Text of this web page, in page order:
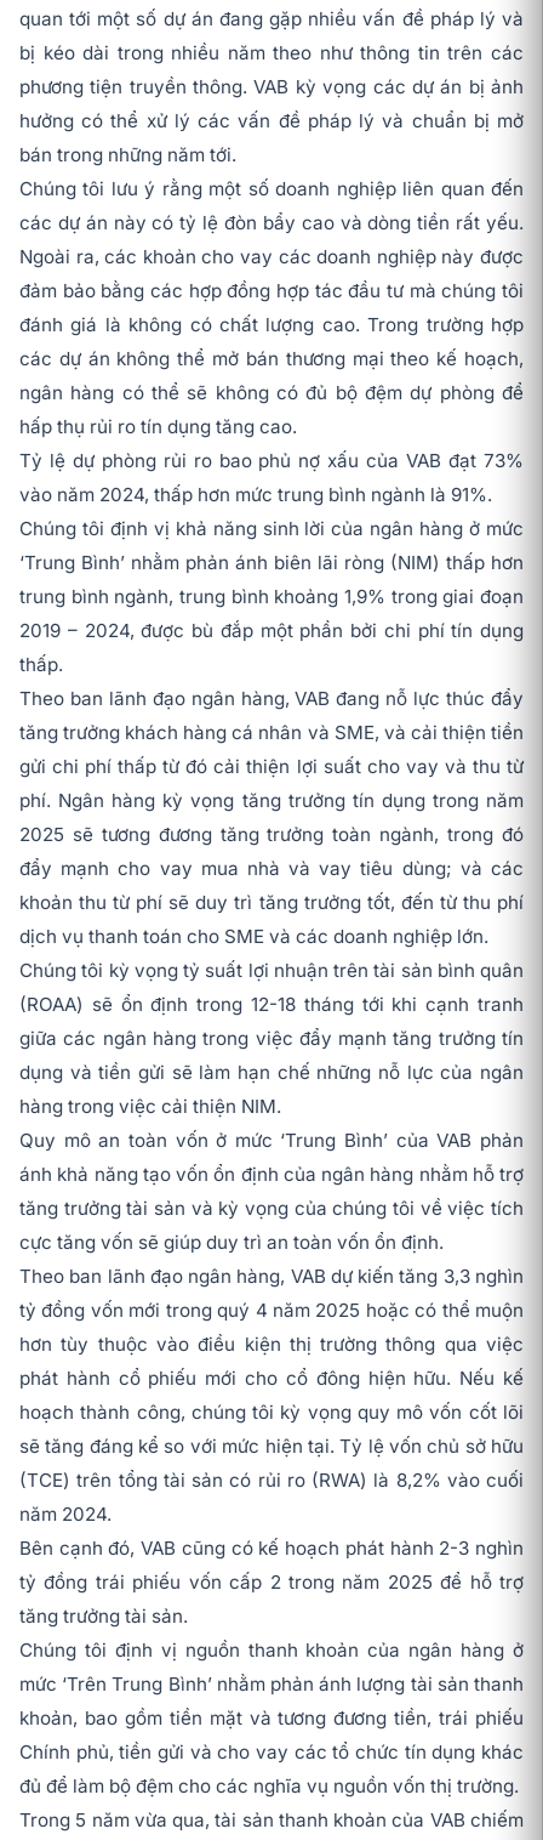
quan tới một số dự án đang gặp nhiều vấn đề pháp lý và
bị kéo dài trong nhiều năm theo như thông tin trên các
phương tiện truyền thông. VAB kỳ vọng các dự án bị ảnh
hưởng có thể xử lý các vấn đề pháp lý và chuẩn bị mở
bán trong những năm tới.
Chúng tôi lưu ý rằng một số doanh nghiệp liên quan đến
các dự án này có tỷ lệ đòn bẩy cao và dòng tiền rất yếu.
Ngoài ra, các khoản cho vay các doanh nghiệp này được
đảm bảo bằng các hợp đồng hợp tác đầu tư mà chúng tôi
đánh giá là không có chất lượng cao. Trong trường hợp
các dự án không thể mở bán thương mại theo kế hoạch,
ngân hàng có thể sẽ không có đủ bộ đệm dự phòng để
hấp thụ rủi ro tín dụng tăng cao.
Tỷ lệ dự phòng rủi ro bao phủ nợ xấu của VAB đạt 73%
vào năm 2024, thấp hơn mức trung bình ngành là 91%.
Chúng tôi định vị khả năng sinh lời của ngân hàng ở mức
‘Trung Bình’ nhằm phản ánh biên lãi ròng (NIM) thấp hơn
trung bình ngành, trung bình khoảng 1,9% trong giai đoạn
2019 – 2024, được bù đắp một phần bởi chi phí tín dụng
thấp.
Theo ban lãnh đạo ngân hàng, VAB đang nỗ lực thúc đẩy
tăng trưởng khách hàng cá nhân và SME, và cải thiện tiền
gửi chi phí thấp từ đó cải thiện lợi suất cho vay và thu từ
phí. Ngân hàng kỳ vọng tăng trưởng tín dụng trong năm
2025 sẽ tương đương tăng trưởng toàn ngành, trong đó
đẩy mạnh cho vay mua nhà và vay tiêu dùng; và các
khoản thu từ phí sẽ duy trì tăng trưởng tốt, đến từ thu phí
dịch vụ thanh toán cho SME và các doanh nghiệp lớn.
Chúng tôi kỳ vọng tỷ suất lợi nhuận trên tài sản bình quân
(ROAA) sẽ ổn định trong 12-18 tháng tới khi cạnh tranh
giữa các ngân hàng trong việc đẩy mạnh tăng trưởng tín
dụng và tiền gửi sẽ làm hạn chế những nỗ lực của ngân
hàng trong việc cải thiện NIM.
Quy mô an toàn vốn ở mức ‘Trung Bình’ của VAB phản
ánh khả năng tạo vốn ổn định của ngân hàng nhằm hỗ trợ
tăng trưởng tài sản và kỳ vọng của chúng tôi về việc tích
cực tăng vốn sẽ giúp duy trì an toàn vốn ổn định.
Theo ban lãnh đạo ngân hàng, VAB dự kiến tăng 3,3 nghìn
tỷ đồng vốn mới trong quý 4 năm 2025 hoặc có thể muộn
hơn tùy thuộc vào điều kiện thị trường thông qua việc
phát hành cổ phiếu mới cho cổ đông hiện hữu. Nếu kế
hoạch thành công, chúng tôi kỳ vọng quy mô vốn cốt lõi
sẽ tăng đáng kể so với mức hiện tại. Tỷ lệ vốn chủ sở hữu
(TCE) trên tổng tài sản có rủi ro (RWA) là 8,2% vào cuối
năm 2024.
Bên cạnh đó, VAB cũng có kế hoạch phát hành 2-3 nghìn
tỷ đồng trái phiếu vốn cấp 2 trong năm 2025 để hỗ trợ
tăng trưởng tài sản.
Chúng tôi định vị nguồn thanh khoản của ngân hàng ở
mức ‘Trên Trung Bình’ nhằm phản ánh lượng tài sản thanh
khoản, bao gồm tiền mặt và tương đương tiền, trái phiếu
Chính phủ, tiền gửi và cho vay các tổ chức tín dụng khác
đủ để làm bộ đệm cho các nghĩa vụ nguồn vốn thị trường.
Trong 5 năm vừa qua, tài sản thanh khoản của VAB chiếm